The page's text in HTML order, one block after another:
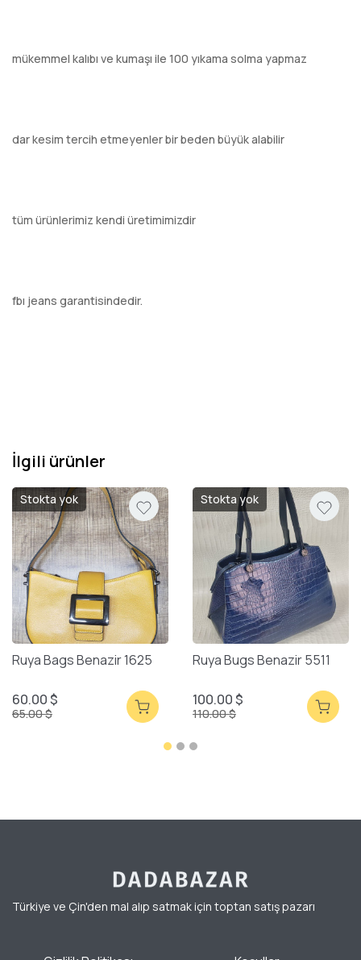
mükemmel kalıbı ve kumaşı ile 100 yıkama solma yapmaz
dar kesim tercih etmeyenler bir beden büyük alabilir
tüm ürünlerimiz kendi üretimimizdir
fbı jeans garantisindedir.
İlgili ürünler
Stokta yok
Ruya Bags Benazir 1625
60.00 $
65.00 $
Stokta yok
Ruya Bugs Benazir 5511
100.00 $
110.00 $
Türkiye ve Çin'den mal alıp satmak için toptan satış pazarı